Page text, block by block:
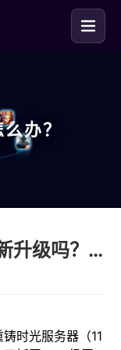
办？
泰坦重铸时光服务需要重新升级吗？在国外玩魔兽世界国服时光重铸服用什么加速器？
时光服务器​（11